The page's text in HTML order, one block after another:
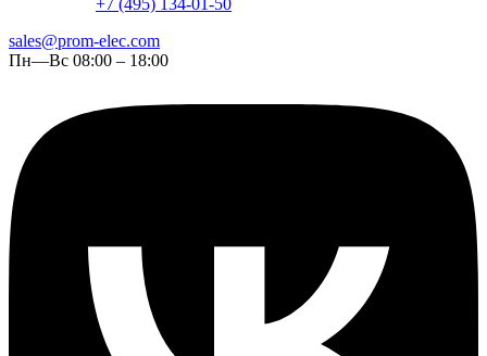
+7 (495) 134-01-50
sales@prom-elec.com
Пн—Вс 08:00 – 18:00